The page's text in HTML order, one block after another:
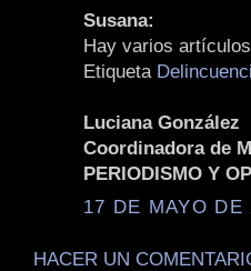
Susana:
Hay varios
Etiqueta
Luciana González
Coordinadora de
PERIODISMO Y
17 DE MAYO DE
HACER UN